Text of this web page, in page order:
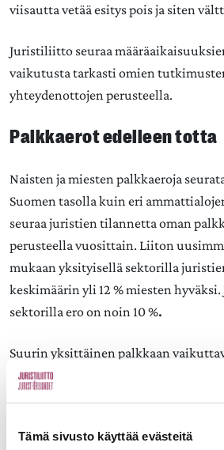
Tämä sivusto käyttää evästeitä
viisautta vetää esitys pois ja siten
Juristiliitto seuraa
vaikutusta tarkasti omien
yhteydenottojen perusteella.
Palkkaerot edelleen totta
Naisten ja miesten palkkaeroja
Suomen tasolla kuin eri
seuraa juristien tilannetta oman
perusteella vuosittain. Liiton
mukaan yksityisellä sektorilla
keskimäärin yli 12 % miesten
sektorilla ero on noin 10 %.
Suurin yksittäinen palkkaan
Miehiä on yhä selvästi enemmän
missä on perinteisesti
vaikuttaa esimerkiksi sillä, että yhä